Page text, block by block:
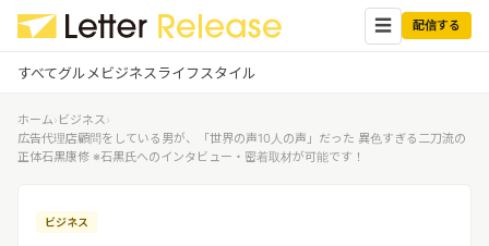
☰ 配信する
すべてグルメビジネスライフスタイル
ログイン ✕
企業ユーザーでログイン
ホーム› ビジネス›
広告代理店顧問をしている男が、「世界の声10人の声」だった 異色すぎる二刀流の
正体石黒康修 ※石黒氏へのインタビュー・密着取材が可能です！
ビジネス